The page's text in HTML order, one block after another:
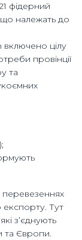
фідерний
що належать до
включено цілу
провінції
та
перевезеннях
експорту. Тут
з’єднують
та Європи.